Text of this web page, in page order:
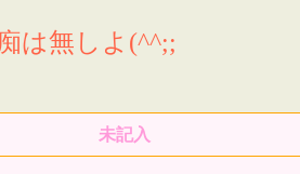
は無しよ(^^;;
未記入